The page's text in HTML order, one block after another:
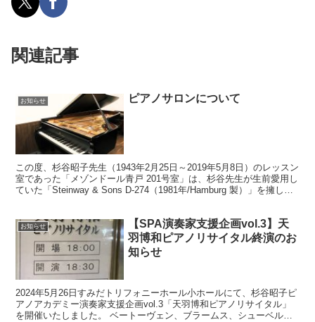
関連記事
お知らせ ピアノサロンについて
この度、杉谷昭子先生（1943年2月25日～2019年5月8日）のレッスン
室であった「メゾンドール青戸 201号室」は、杉谷先生が生前愛用し
ていた「Steinway & Sons D-274（1981年/Hamburg 製）」を擁し、
お知らせ
【SPA演奏家支援企画vol.3】天
羽博和ピアノリサイタル終演のお
知らせ
2024年5月26日すみだトリフォニーホール小ホールにて、杉谷昭子ピ
アノアカデミー演奏家支援企画vol.3「天羽博和ピアノリサイタル」
を開催いたしました。 ベートーヴェン、ブラームス、シューベルト